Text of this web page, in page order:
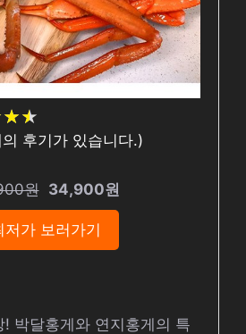
★★
★★
의 후기가 있습니다.)
원 34,900원
저가 보러가기
박달홍게와 연지홍게의 특